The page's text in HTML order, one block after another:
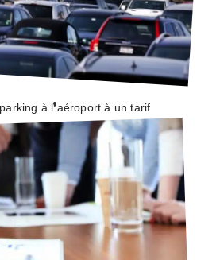
à l’aéroport à un tarif